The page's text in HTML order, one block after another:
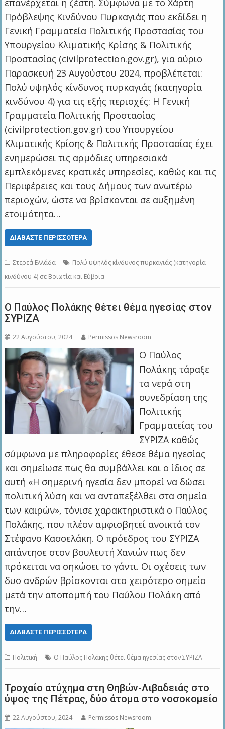
επανέρχεται η ζέστη. Σύμφωνα με το Χάρτη
Πρόβλεψης Κινδύνου Πυρκαγιάς που εκδίδει η
Γενική Γραμματεία Πολιτικής Προστασίας του
Υπουργείου Κλιματικής Κρίσης & Πολιτικής
Προστασίας (civilprotection.gov.gr), για αύριο
Παρασκευή 23 Αυγούστου 2024, προβλέπεται:
Πολύ υψηλός κίνδυνος πυρκαγιάς (κατηγορία
κινδύνου 4) για τις εξής περιοχές: Η Γενική
Γραμματεία Πολιτικής Προστασίας
(civilprotection.gov.gr) του Υπουργείου
Κλιματικής Κρίσης & Πολιτικής Προστασίας έχει
ενημερώσει τις αρμόδιες υπηρεσιακά
εμπλεκόμενες κρατικές υπηρεσίες, καθώς και τις
Περιφέρειες και τους Δήμους των ανωτέρω
περιοχών, ώστε να βρίσκονται σε αυξημένη
ετοιμότητα…
ΔΙΑΒΆΣΤΕ ΠΕΡΙΣΣΌΤΕΡΑ
Στερεά Ελλάδα
Πολύ υψηλός κίνδυνος πυρκαγιάς (κατηγορία
κινδύνου 4) σε Βοιωτία και Εύβοια
Ο Παύλος Πολάκης θέτει θέμα ηγεσίας στον
ΣΥΡΙΖΑ
22 Αυγούστου, 2024 Permissos Newsroom
Ο Παύλος
Πολάκης τάραξε
τα νερά στη
συνεδρίαση της
Πολιτικής
Γραμματείας του
ΣΥΡΙΖΑ καθώς
σύμφωνα με πληροφορίες έθεσε θέμα ηγεσίας
και σημείωσε πως θα συμβάλλει και ο ίδιος σε
αυτή «Η σημερινή ηγεσία δεν μπορεί να δώσει
πολιτική λύση και να ανταπεξέλθει στα σημεία
των καιρών», τόνισε χαρακτηριστικά ο Παύλος
Πολάκης, που πλέον αμφισβητεί ανοικτά τον
Στέφανο Κασσελάκη. Ο πρόεδρος του ΣΥΡΙΖΑ
απάντησε στον βουλευτή Χανιών πως δεν
πρόκειται να σηκώσει το γάντι. Οι σχέσεις των
δυο ανδρών βρίσκονται στο χειρότερο σημείο
μετά την αποπομπή του Παύλου Πολάκη από
την…
ΔΙΑΒΆΣΤΕ ΠΕΡΙΣΣΌΤΕΡΑ
Πολιτική Ο Παύλος Πολάκης θέτει θέμα ηγεσίας στον ΣΥΡΙΖΑ
Τροχαίο ατύχημα στη Θηβών-Λιβαδειάς στο
ύψος της Πέτρας, δύο άτομα στο νοσοκομείο
22 Αυγούστου, 2024 Permissos Newsroom